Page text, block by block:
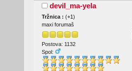
devil_ma-yela
Tržnica : (+1)
maxi forumaš
Postova: 1132
Spol: